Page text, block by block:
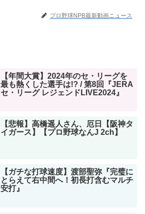
プロ野球NPB最新動画ニュース
【年間大賞】2024年のセ・リーグを
最も熱くした選手は!? / 第8回『JERA
セ・リーグ レジェンドLIVE2024』
【悲報】高橋遥人さん、厄日【阪神タ
イガース】【プロ野球なんJ 2ch】
【ガチな打球速度】渡部聖弥『完璧に
とらえて右中間へ！初長打含むマルチ
安打』